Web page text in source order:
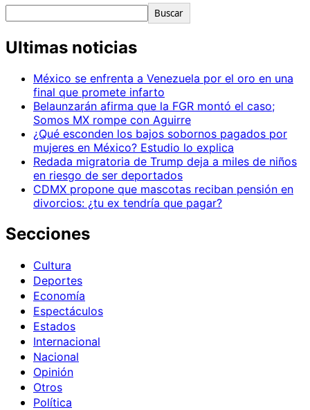
Buscar
Ultimas noticias
México se enfrenta a Venezuela por el oro en una
final que promete infarto
Belaunzarán afirma que la FGR montó el caso;
Somos MX rompe con Aguirre
¿Qué esconden los bajos sobornos pagados por
mujeres en México? Estudio lo explica
Redada migratoria de Trump deja a miles de niños
en riesgo de ser deportados
CDMX propone que mascotas reciban pensión en
divorcios: ¿tu ex tendría que pagar?
Secciones
Cultura
Deportes
Economía
Espectáculos
Estados
Internacional
Nacional
Opinión
Otros
Política